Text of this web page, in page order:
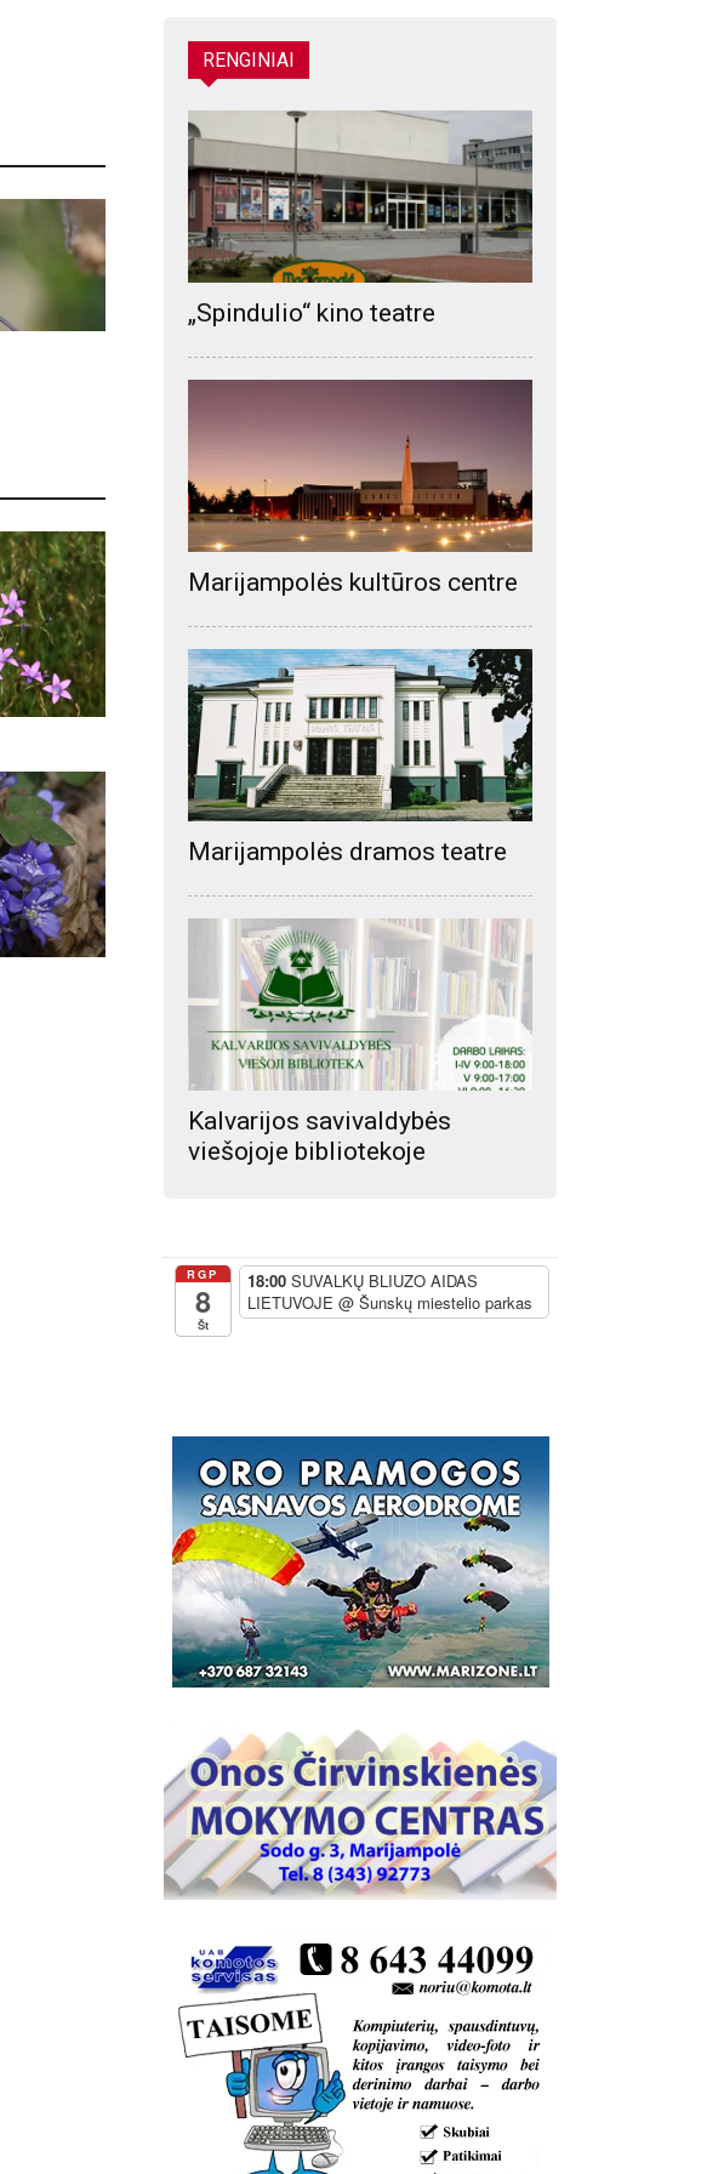
RENGINIAI
„Spindulio“ kino teatre
Marijampolės kultūros centre
Marijampolės dramos teatre
Kalvarijos savivaldybės
viešojoje bibliotekoje
RGP
8
Št
18:00 SUVALKŲ BLIUZO AIDAS
LIETUVOJE @ Šunskų miestelio parkas